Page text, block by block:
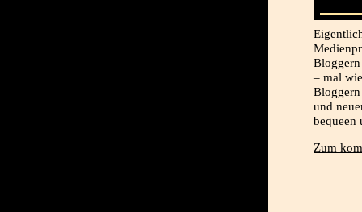
– mal
und
Zum